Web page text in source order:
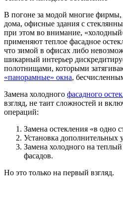
В погоне за модой многие фирмы,
дома, офисные здания с
при этом во внимание,
применяют теплое фасадное
что зимой в офисах либо
шикарный интерьер
полотнищами, которыми
«панорамные» окна,
Замена холодного фасадного
взгляд, не таит сложностей и
операций:
Замена остекления «в одно
Установка дополнительных
Замена холодного на
фасадов.
Но это только на первый взгляд.